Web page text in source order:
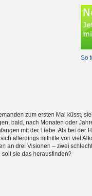
So
zum ersten Mal küsst,
bald, nach Monaten oder
mit der Liebe. Als bei der
allerdings mithilfe von viel
an drei Visionen – zwei
soll sie das herausfinden?